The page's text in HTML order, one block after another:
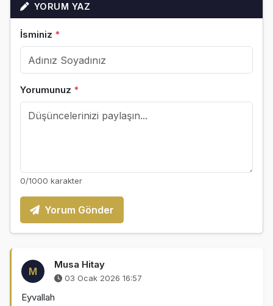
YORUM YAZ
İsminiz *
Yorumunuz *
0/1000 karakter
Yorum Gönder
M
Musa Hitay
03 Ocak 2026 16:57
Eyvallah